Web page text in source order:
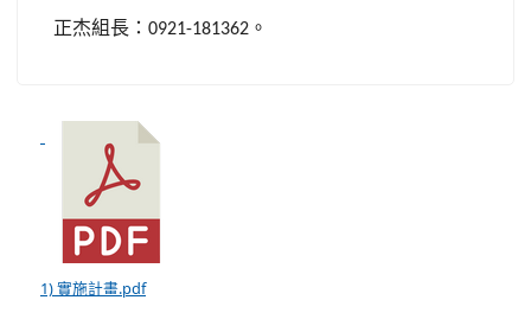
正杰組長： 0921-181362 。
1) 實施計畫.pdf